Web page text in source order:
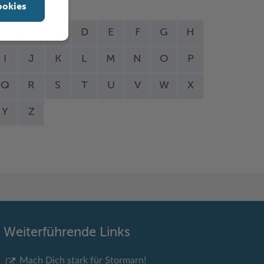
D E F G H
J K L M N O P
Q R S T U V W X
Y Z
Weiterführende Links
Mach Dich stark für Stormarn!